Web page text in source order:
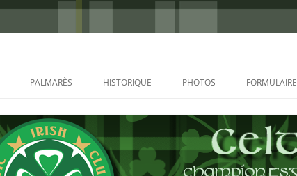
PALMARÈS HISTORIQUE PHOTOS
GLASGOW 2002
CHARLIE & THE BHOYS 2006
FORMULAIRE